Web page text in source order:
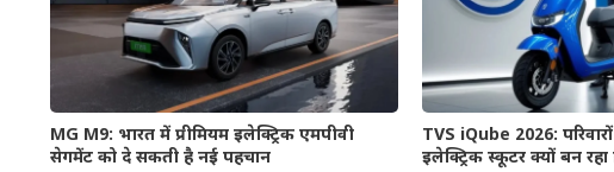
MG M9: भारत में प्रीमियम इलेक्ट्रिक एमपीवी
सेगमेंट को दे सकती है नई पहचान
TVS iQube 2026:
इलेक्ट्रिक स्कूटर क्यों बन